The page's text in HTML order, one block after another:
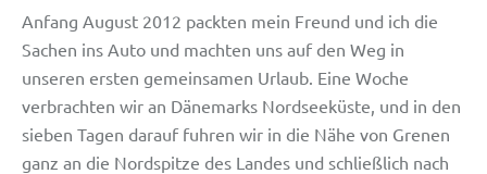
Anfang August 2012 packten mein Freund und ich die
Sachen ins Auto und machten uns auf den Weg in
unseren ersten gemeinsamen Urlaub. Eine Woche
verbrachten wir an Dänemarks Nordseeküste, und in den
sieben Tagen darauf fuhren wir in die Nähe von Grenen
ganz an die Nordspitze des Landes und schließlich nach